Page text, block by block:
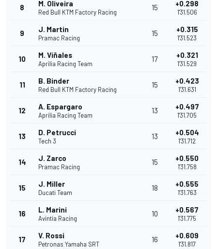
8 M. Oliveira
Red Bull KTM Factory Racing
15 +0.298
1'31.506
9 J. Martin
Pramac Racing
15 +0.315
1'31.523
10 M. Viñales
Aprilia Racing Team
17 +0.321
1'31.529
11 B. Binder
Red Bull KTM Factory Racing
15 +0.423
1'31.631
12 A. Espargaro
Aprilia Racing Team
13 +0.497
1'31.705
13 D. Petrucci
Tech 3
13 +0.504
1'31.712
14 J. Zarco
Pramac Racing
15 +0.550
1'31.758
15 J. Miller
Ducati Team
18 +0.555
1'31.763
16 L. Marini
Avintia Racing
10 +0.567
1'31.775
17 V. Rossi
Petronas Yamaha SRT
16 +0.609
1'31.817